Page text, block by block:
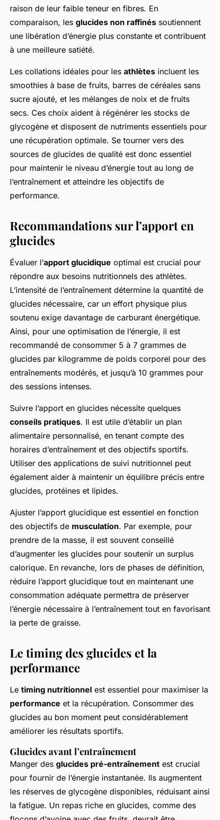
raison de leur faible teneur en fibres. En
comparaison, les glucides non raffinés soutiennent
une libération d’énergie plus constante et contribuent
à une meilleure satiété.
Les collations idéales pour les athlètes incluent les
smoothies à base de fruits, barres de céréales sans
sucre ajouté, et les mélanges de noix et de fruits
secs. Ces choix aident à régénérer les stocks de
glycogène et disposent de nutriments essentiels pour
une récupération optimale. Se tourner vers des
sources de glucides de qualité est donc essentiel
pour maintenir le niveau d’énergie tout au long de
l’entraînement et atteindre les objectifs de
performance.
Recommandations sur l’apport en
glucides
Évaluer l’apport glucidique optimal est crucial pour
répondre aux besoins nutritionnels des athlètes.
L’intensité de l’entraînement détermine la quantité de
glucides nécessaire, car un effort physique plus
soutenu exige davantage de carburant énergétique.
Ainsi, pour une optimisation de l’énergie, il est
recommandé de consommer 5 à 7 grammes de
glucides par kilogramme de poids corporel pour des
entraînements modérés, et jusqu’à 10 grammes pour
des sessions intenses.
Suivre l’apport en glucides nécessite quelques
conseils pratiques. Il est utile d’établir un plan
alimentaire personnalisé, en tenant compte des
horaires d’entraînement et des objectifs sportifs.
Utiliser des applications de suivi nutritionnel peut
également aider à maintenir un équilibre précis entre
glucides, protéines et lipides.
Ajuster l’apport glucidique est essentiel en fonction
des objectifs de musculation. Par exemple, pour
prendre de la masse, il est souvent conseillé
d’augmenter les glucides pour soutenir un surplus
calorique. En revanche, lors de phases de définition,
réduire l’apport glucidique tout en maintenant une
consommation adéquate permettra de préserver
l’énergie nécessaire à l’entraînement tout en favorisant
la perte de graisse.
Le timing des glucides et la
performance
Le timing nutritionnel est essentiel pour maximiser la
performance et la récupération. Consommer des
glucides au bon moment peut considérablement
améliorer les résultats sportifs.
Glucides avant l’entraînement
Manger des glucides pré-entraînement est crucial
pour fournir de l’énergie instantanée. Ils augmentent
les réserves de glycogène disponibles, réduisant ainsi
la fatigue. Un repas riche en glucides, comme des